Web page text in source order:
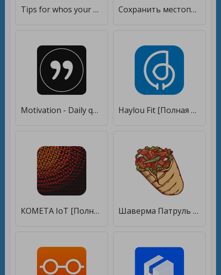
Tips for whos your daddy [Полная версия] Сохранить местоположение GPS [Полная версия]
Motivation - Daily quotes [Полная версия] Haylou Fit [Полная версия]
КОМЕТА IoT [Полная версия] Шаверма Патруль [Полная версия]